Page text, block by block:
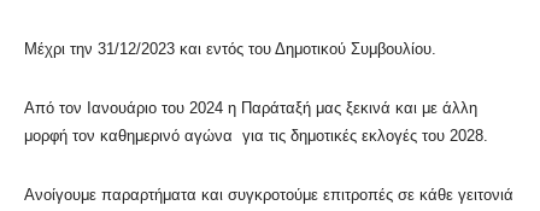
Μέχρι την 31/12/2023 και εντός του Δημοτικού Συμβουλίου.
Από τον Ιανουάριο του 2024 η Παράταξή μας ξεκινά και με άλλη
μορφή τον καθημερινό αγώνα για τις δημοτικές εκλογές του 2028.
Ανοίγουμε παραρτήματα και συγκροτούμε επιτροπές σε κάθε γειτονιά